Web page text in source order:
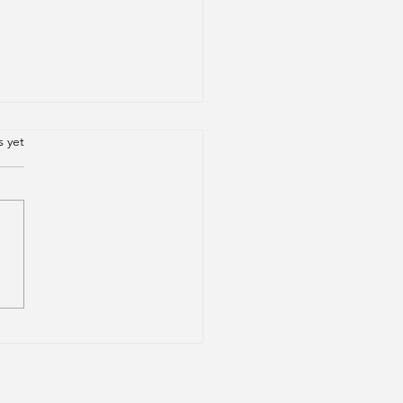
yet